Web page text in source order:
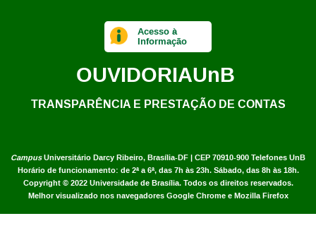
CampusUniversitário Darcy Ribeiro, Brasília-DF | CEP 70910-900 Telefones UnB
Horário de funcionamento: de 2ª a 6ª, das 7h às 23h. Sábado, das 8h às 18h.
Copyright © 2022 Universidade de Brasília. Todos os direitos reservados.
Melhor visualizado nos navegadores Google Chrome e Mozilla Firefox
Acesso à
Informação
OUVIDORIAUnB
TRANSPARÊNCIA E PRESTAÇÃO DE CONTAS